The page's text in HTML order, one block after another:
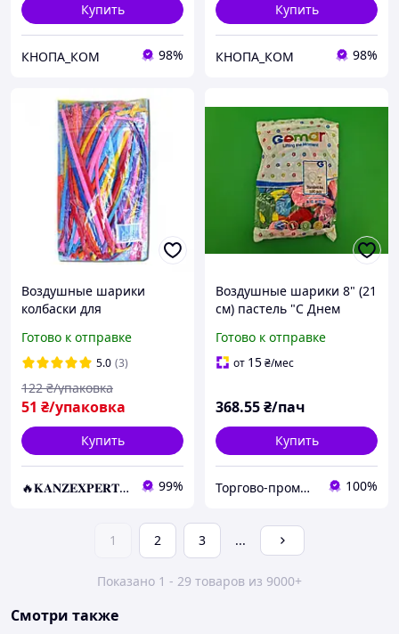
Купить
КНОПА_КОМ 98%
Купить
КНОПА_КОМ 98%
Воздушные шарики
колбаски для
100 штук KNZ
Готово к отправке
5.0 (3)
51 ₴/упаковка
122 ₴/упаковка
Купить
🔥𝐊𝐀𝐍𝐙𝐄𝐗𝐏𝐄𝐑𝐓.com.ua🔥 99%
Воздушные шарики 8" (21
см) пастель "С Днем
Gemar 100 шт (1 пачка)
Готово к отправке
от 15₴/мес
368.55₴/пач
Купить
Торгово-промышленная компания: Зав Маг Пром 100%
1 2 3 ...
Показано 1 - 29 товаров из 9000+
Смотри также